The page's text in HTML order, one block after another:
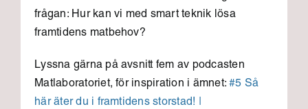
frågan: Hur kan vi med smart teknik lösa
framtidens matbehov?
Lyssna gärna på avsnitt fem av podcasten
Matlaboratoriet, för inspiration i ämnet:#5 Så
här äter du i framtidens storstad! |